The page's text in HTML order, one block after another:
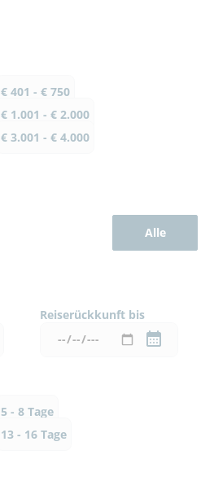
€ 401 - € 750
€ 1.001 - € 2.000
€ 3.001 - € 4.000
Alle
Reiserückkunft bis
5 - 8 Tage
13 - 16 Tage